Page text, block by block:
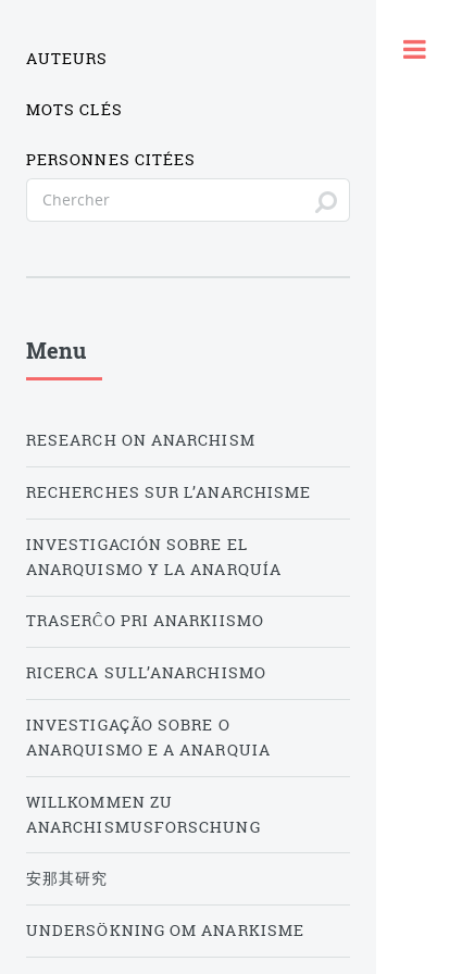
AUTEURS
MOTS CLÉS
PERSONNES CITÉES
Menu
RESEARCH ON ANARCHISM
RECHERCHES SUR L’ANARCHISME
INVESTIGACIÓN SOBRE EL
ANARQUISMO Y LA ANARQUÍA
TRASERĈO PRI ANARKIISMO
RICERCA SULL’ANARCHISMO
INVESTIGAÇÃO SOBRE O
ANARQUISMO E A ANARQUIA
WILLKOMMEN ZU
ANARCHISMUSFORSCHUNG
安那其研究
UNDERSÖKNING OM ANARKISME